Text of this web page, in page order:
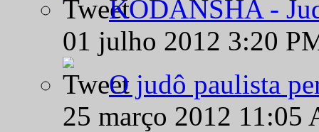
KODANSHA -
01 julho 2012 3:20
O judô paulista
25 março 2012